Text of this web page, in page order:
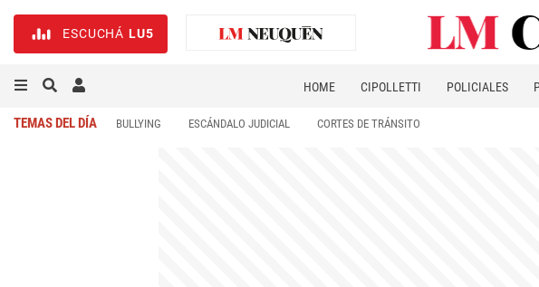
ESCUCHÁ LU5
HOME CIPOLLETTI POLICIALES
TEMAS DEL DÍA BULLYING ESCÁNDALO JUDICIAL CORTES DE TRÁNSITO